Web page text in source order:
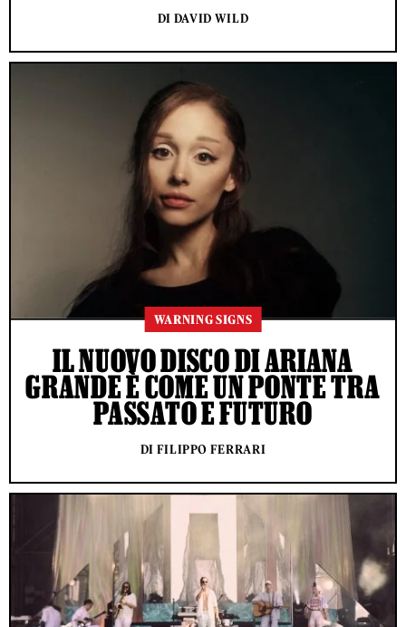
DI DAVID WILD
WARNING SIGNS
IL NUOVO DISCO DI ARIANA
GRANDE È COME UN PONTE TRA
PASSATO E FUTURO
DI FILIPPO FERRARI